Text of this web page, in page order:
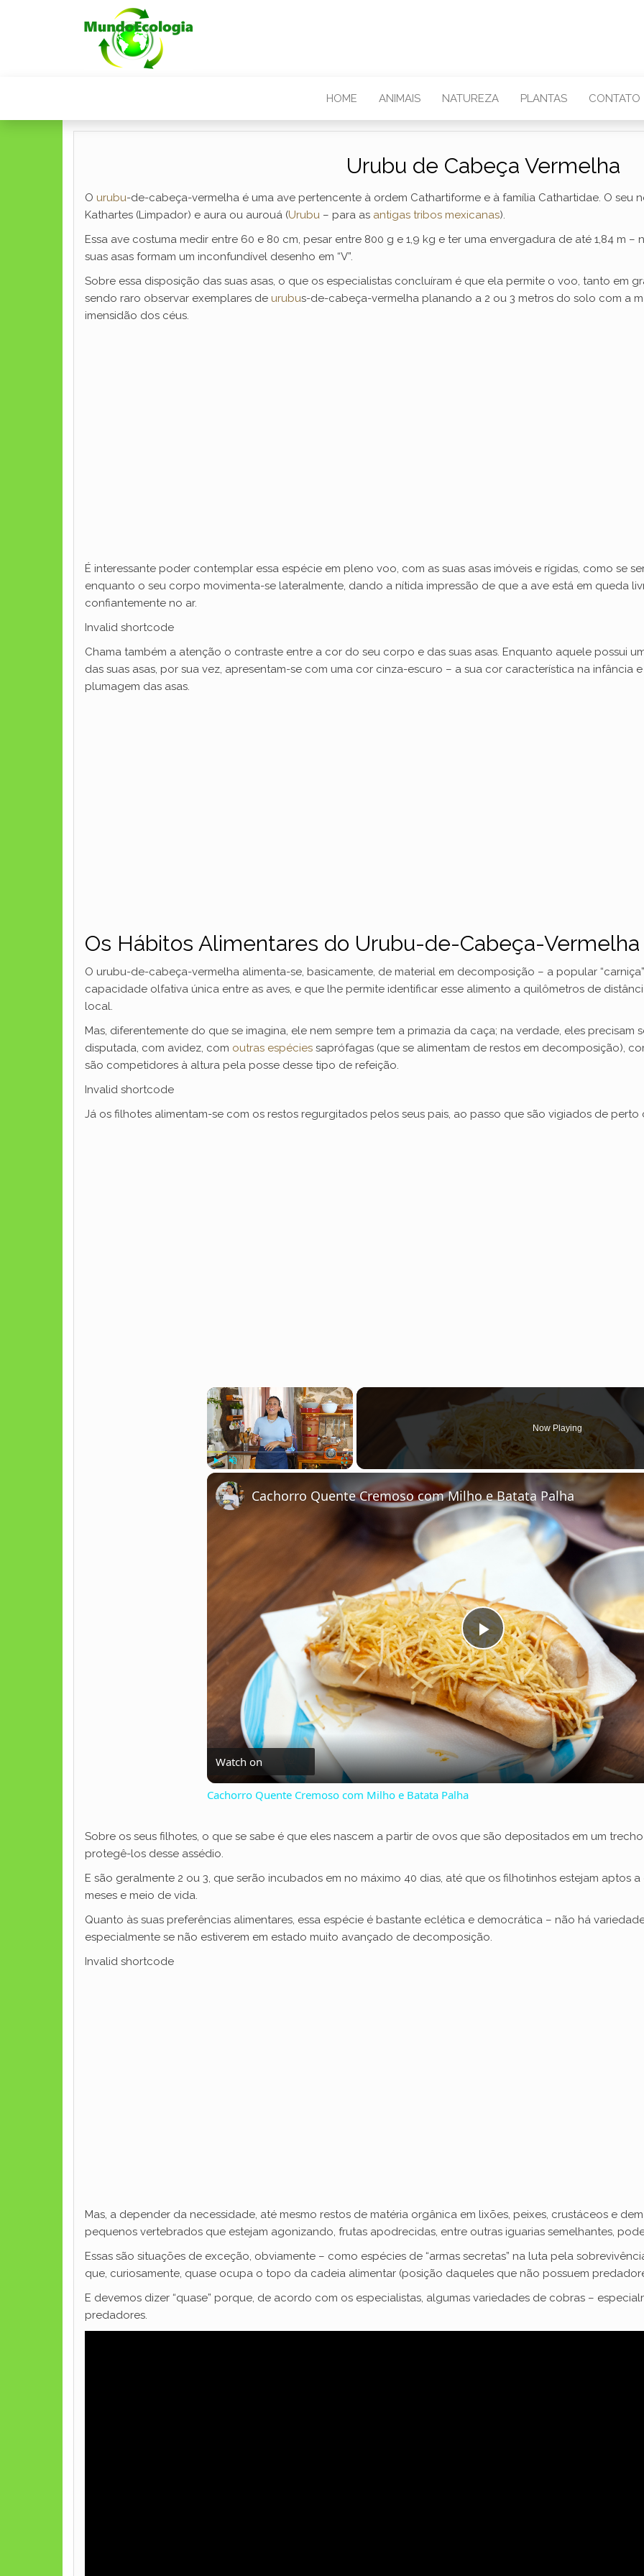
HOME ANIMAIS NATUREZA PLANTAS CONTATO
Urubu de Cabeça Vermelha
O urubu-de-cabeça-vermelha é uma ave pertencente à ordem Cathartiforme e à família Cathartidae. O seu
Kathartes (Limpador) e aura ou aurouá (Urubu – para as antigas tribos mexicanas).
Essa ave costuma medir entre 60 e 80 cm, pesar entre 800 g e 1,9 kg e ter uma envergadura de até 1,84 m
suas asas formam um inconfundível desenho em “V”.
Sobre essa disposição das suas asas, o que os especialistas concluíram é que ela permite o voo, tanto em
sendo raro observar exemplares de urubus-de-cabeça-vermelha planando a 2 ou 3 metros do solo com a
imensidão dos céus.
É interessante poder contemplar essa espécie em pleno voo, com as suas asas imóveis e rígidas, como se
enquanto o seu corpo movimenta-se lateralmente, dando a nítida impressão de que a ave está em queda
confiantemente no ar.
Invalid shortcode
Chama também a atenção o contraste entre a cor do seu corpo e das suas asas. Enquanto aquele possui
das suas asas, por sua vez, apresentam-se com uma cor cinza-escuro – a sua cor característica na infância
plumagem das asas.
Os Hábitos Alimentares do Urubu-de-Cabeça-Vermelha
O urubu-de-cabeça-vermelha alimenta-se, basicamente, de material em decomposição – a popular
capacidade olfativa única entre as aves, e que lhe permite identificar esse alimento a quilômetros de
local.
Mas, diferentemente do que se imagina, ele nem sempre tem a primazia da caça; na verdade, eles
disputada, com avidez, com outras espécies saprófagas (que se alimentam de restos em decomposição),
são competidores à altura pela posse desse tipo de refeição.
Invalid shortcode
Já os filhotes alimentam-se com os restos regurgitados pelos seus pais, ao passo que são vigiados de
×
Now Playing
P
l
a
y
Cachorro Quente Cremoso com Milho e Batata Palha
Watch on
Cachorro Quente Cremoso com Milho e Batata Palha
Sobre os seus filhotes, o que se sabe é que eles nascem a partir de ovos que são depositados em um
protegê-los desse assédio.
E são geralmente 2 ou 3, que serão incubados em no máximo 40 dias, até que os filhotinhos estejam aptos
meses e meio de vida.
Quanto às suas preferências alimentares, essa espécie é bastante eclética e democrática – não há
especialmente se não estiverem em estado muito avançado de decomposição.
Invalid shortcode
Mas, a depender da necessidade, até mesmo restos de matéria orgânica em lixões, peixes, crustáceos e
pequenos vertebrados que estejam agonizando, frutas apodrecidas, entre outras iguarias semelhantes,
Essas são situações de exceção, obviamente – como espécies de “armas secretas” na luta pela
que, curiosamente, quase ocupa o topo da cadeia alimentar (posição daqueles que não possuem
E devemos dizer “quase” porque, de acordo com os especialistas, algumas variedades de cobras –
predadores.